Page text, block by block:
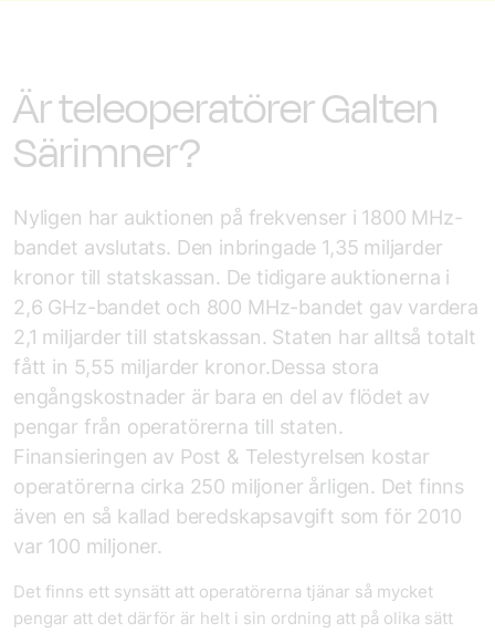
Är teleoperatörer Galten
Särimner?
Nyligen har auktionen på frekvenser i 1800 MHz-
bandet avslutats. Den inbringade 1,35 miljarder
kronor till statskassan. De tidigare auktionerna i
2,6 GHz-bandet och 800 MHz-bandet gav vardera
2,1 miljarder till statskassan. Staten har alltså totalt
fått in 5,55 miljarder kronor.Dessa stora
engångskostnader är bara en del av flödet av
pengar från operatörerna till staten.
Finansieringen av Post & Telestyrelsen kostar
operatörerna cirka 250 miljoner årligen. Det finns
även en så kallad beredskapsavgift som för 2010
var 100 miljoner.
Det finns ett synsätt att operatörerna tjänar så mycket
pengar att det därför är helt i sin ordning att på olika sätt